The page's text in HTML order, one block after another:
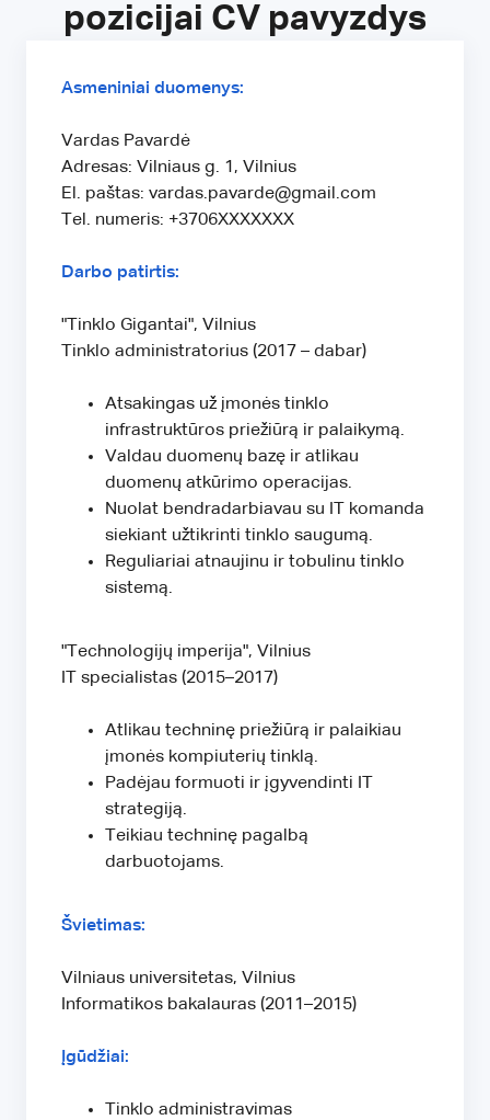
pozicijai CV pavyzdys
Asmeniniai duomenys:
Vardas Pavardė
Adresas: Vilniaus g. 1, Vilnius
El. paštas: vardas.pavarde@gmail.com
Tel. numeris: +3706XXXXXXX
Darbo patirtis:
"Tinklo Gigantai", Vilnius
Tinklo administratorius (2017 – dabar)
Atsakingas už įmonės tinklo
infrastruktūros priežiūrą ir palaikymą.
Valdau duomenų bazę ir atlikau
duomenų atkūrimo operacijas.
Nuolat bendradarbiavau su IT komanda
siekiant užtikrinti tinklo saugumą.
Reguliariai atnaujinu ir tobulinu tinklo
sistemą.
"Technologijų imperija", Vilnius
IT specialistas (2015–2017)
Atlikau techninę priežiūrą ir palaikiau
įmonės kompiuterių tinklą.
Padėjau formuoti ir įgyvendinti IT
strategiją.
Teikiau techninę pagalbą
darbuotojams.
Švietimas:
Vilniaus universitetas, Vilnius
Informatikos bakalauras (2011–2015)
Įgūdžiai:
Tinklo administravimas